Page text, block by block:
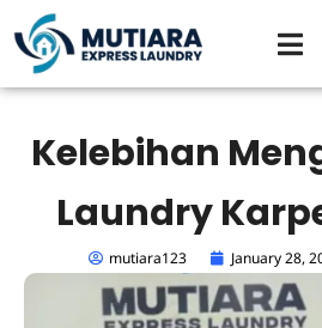
to
content
Kelebihan
Laundry
mutiara123 January 28,